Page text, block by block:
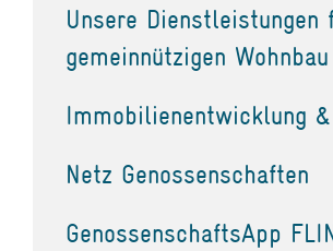
Unsere Dienstleistungen
gemeinnützigen Wohnbau
Immobilienentwicklung
Netz Genossenschaften
GenossenschaftsApp